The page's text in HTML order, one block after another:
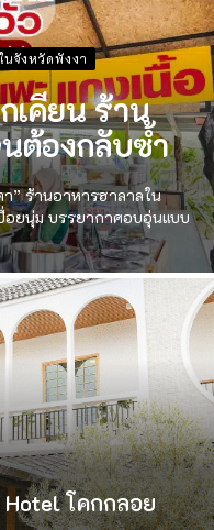
นจังหวัดพังงา
เคียน ร้าน
ต้องกลับซ้ำ
” ร้านอาหารฮาลาลใน
อยนุ่ม บรรยากาศอบอุ่นแบบ
Hotel โคกกลอย